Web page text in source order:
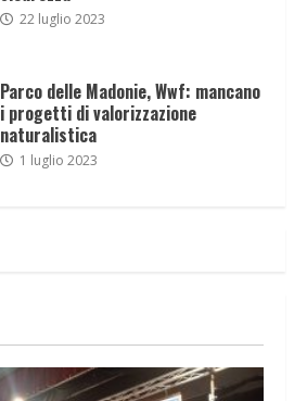
22 luglio 2023
Parco delle Madonie, Wwf: mancano
i progetti di valorizzazione
naturalistica
1 luglio 2023